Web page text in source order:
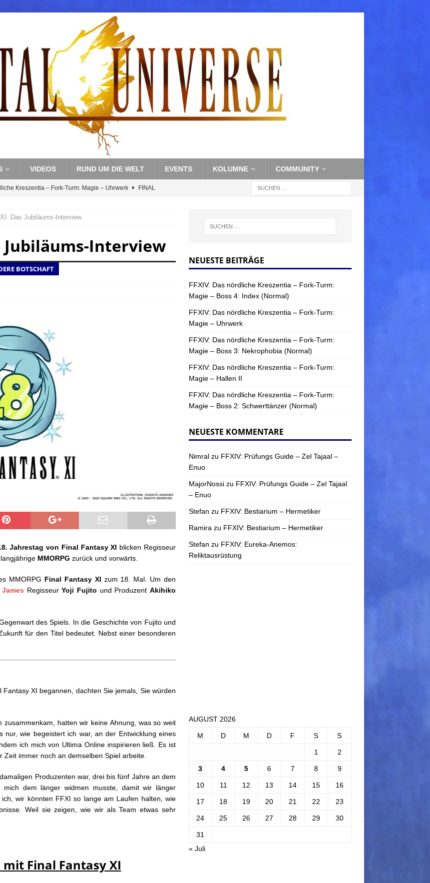
VIDEOS RUND UM DIE WELT EVENTS KOLUMNE COMMUNITY
Kreszentia – Fork-Turm: Magie – Uhrwerk FINAL
Kreszentia – Fork-Turm: Magie – Boss 3: Nekrophobia
Kreszentia – Fork-Turm: Magie – Hallen II
Kreszentia – Fork-Turm: Magie – Boss 2: Schwerttänzer
Kreszentia – Fork-Turm: Magie – Boss 4: Index (Normal)
Das Jubiläums-Interview
Jubiläums-Interview
BOTSCHAFT
Jahrestag von Final Fantasy XI blicken Regisseur
MMORPG zurück und vorwärts.
MMORPG Final Fantasy XI zum 18. Mal. Um den
RegisseurYoji Fujito und ProduzentAkihiko
des Spiels. In die Geschichte von Fujito und
für den Titel bedeutet. Nebst einer besonderen
XI begannen, dachten Sie jemals, Sie würden
zusammenkam, hatten wir keine Ahnung, was so weit
wie begeistert ich war, an der Entwicklung eines
ich mich von Ultima Online inspirieren ließ. Es ist
immer noch an demselben Spiel arbeite.
Produzenten war, drei bis fünf Jahre an dem
dem länger widmen musste, damit wir länger
wir könnten FFXI so lange am Laufen halten, wie
Weil sie zeigen, wie wir als Team etwas sehr
Final Fantasy XI
NEUESTE BEITRÄGE
FFXIV: Das nördliche Kreszentia – Fork-Turm:
Magie – Boss 4: Index (Normal)
FFXIV: Das nördliche Kreszentia – Fork-Turm:
Magie – Uhrwerk
FFXIV: Das nördliche Kreszentia – Fork-Turm:
Magie – Boss 3: Nekrophobia (Normal)
FFXIV: Das nördliche Kreszentia – Fork-Turm:
Magie – Hallen II
FFXIV: Das nördliche Kreszentia – Fork-Turm:
Magie – Boss 2: Schwerttänzer (Normal)
NEUESTE KOMMENTARE
Nimralzu FFXIV: Prüfungs Guide – Zel Tajaal –
Enuo
MajorNossizu FFXIV: Prüfungs Guide – Zel Tajaal
– Enuo
Stefan zu FFXIV: Bestiarium – Hermetiker
Ramira zu FFXIV: Bestiarium – Hermetiker
Stefan zu FFXIV: Eureka-Anemos:
Reliktausrüstung
AUGUST 2026
M D M D F S S
1 2
3 4 5 6 7 8 9
10 11 12 13 14 15 16
17 18 19 20 21 22 23
24 25 26 27 28 29 30
31
« Juli